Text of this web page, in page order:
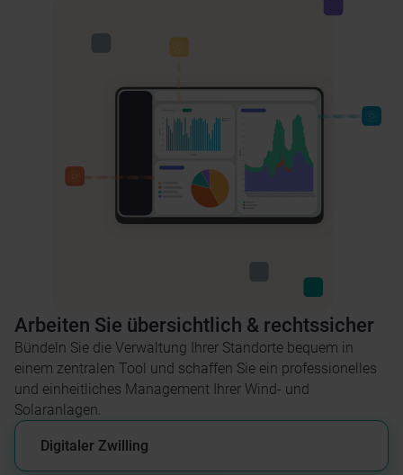
Arbeiten Sie übersichtlich & rechtssicher
Bündeln Sie die Verwaltung Ihrer Standorte bequem in
einem zentralen Tool und schaffen Sie ein professionelles
und einheitliches Management Ihrer Wind- und
Solaranlagen​.
Digitaler Zwilling